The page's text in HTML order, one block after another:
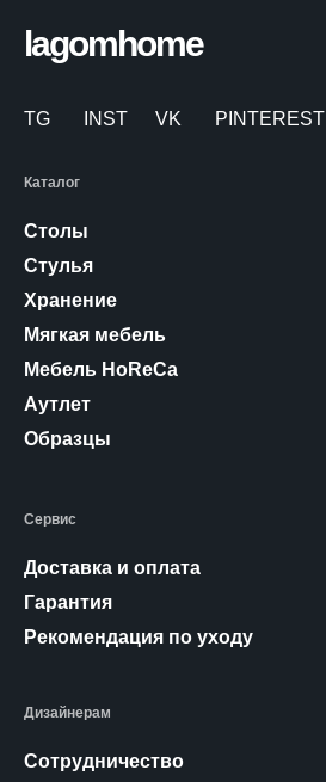
lagomhome
Каталог
Столы
Стулья
Хранение
Мягкая мебель
Мебель HoReCa
Аутлет
Образцы
Сервис
Доставка и оплата
Гарантия
Рекомендация по уходу
Дизайнерам
Сотрудничество
TG INST VK PINTEREST